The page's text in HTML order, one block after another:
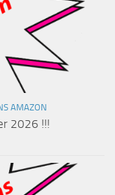
AMAZON
2026 !!!